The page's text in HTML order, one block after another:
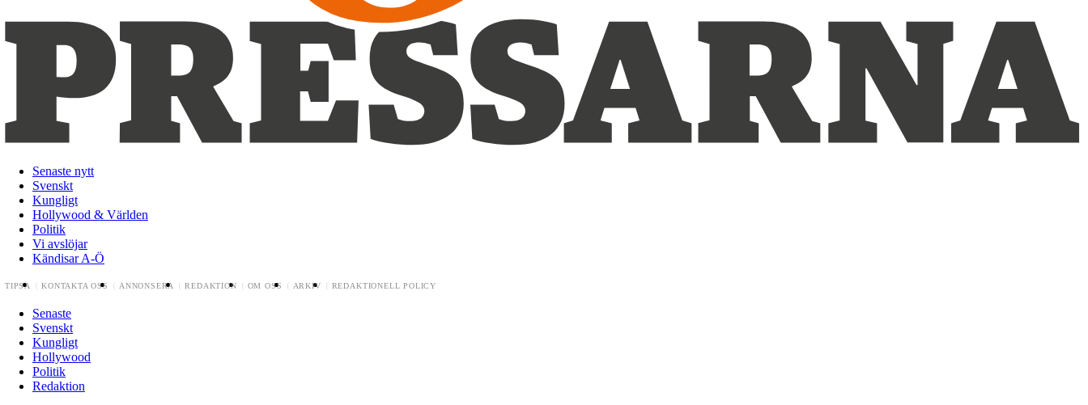
Senaste nytt
Svenskt
Kungligt
Hollywood & Världen
Politik
Vi avslöjar
Kändisar A-Ö
TIPSA KONTAKTA OSS ANNONSERA REDAKTION OM OSS ARKIV REDAKTIONELL POLICY
Senaste
Svenskt
Kungligt
Hollywood
Politik
Redaktion